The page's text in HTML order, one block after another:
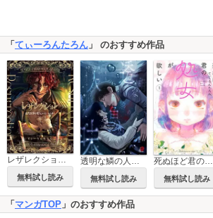
「 てぃーろんたろん 」 のおすすめ作品
レザレクション -近代医学の怪人ジョン・ハンター-
無料試し読み
透明な鱗の人魚の味は
無料試し読み
死ぬほど君の処女が欲しい
無料試し読み
「 マンガTOP 」のおすすめ作品